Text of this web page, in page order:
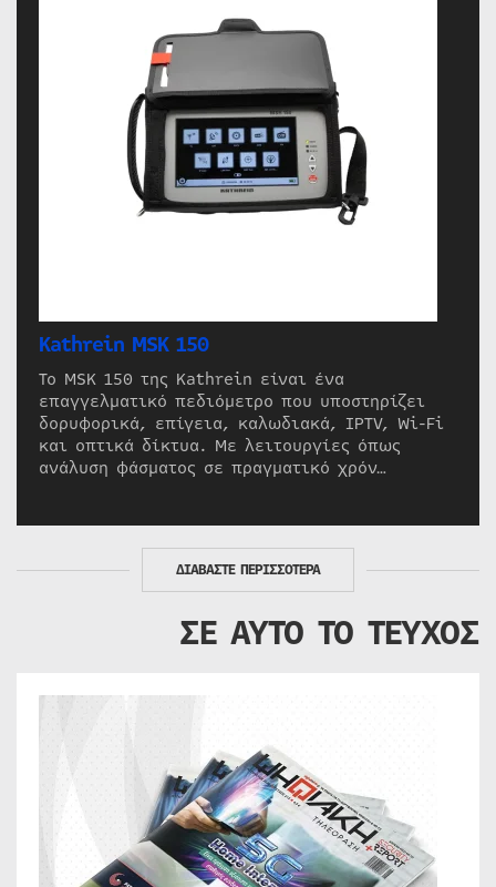
Kathrein MSK 150
Το MSK 150 της Kathrein είναι ένα
επαγγελματικό πεδιόμετρο που υποστηρίζει
δορυφορικά, επίγεια, καλωδιακά, IPTV, Wi-Fi
και οπτικά δίκτυα. Με λειτουργίες όπως
ανάλυση φάσματος σε πραγματικό χρόν…
ΔΙΑΒΑΣΤΕ ΠΕΡΙΣΣΟΤΕΡΑ
ΣΕ ΑΥΤΟ ΤΟ ΤΕΥΧΟΣ